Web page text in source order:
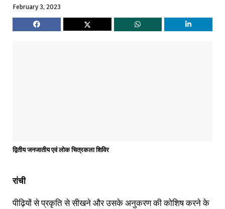
February 3, 2023
द्वितीय जनजातीय एवं लोक चित्रकला शिविर
रांची
पीढ़ियों से प्रकृति से सीखने और उसके अनुकरण की कोशिष करने के